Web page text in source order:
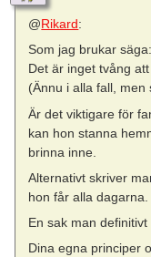
@Rikard:
Som jag brukar säga:
Det är inget tvång
(Ännu i alla fall,
Är det viktigare för
kan hon stanna
brinna inne.
Alternativt skriver
hon får alla dagarna.
En sak man
Dina egna principer